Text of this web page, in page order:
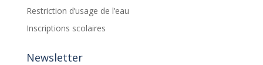
Restriction d’usage de l’eau
Inscriptions scolaires
Newsletter